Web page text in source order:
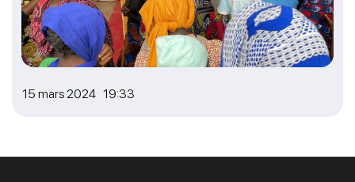
15 mars 2024 19:33